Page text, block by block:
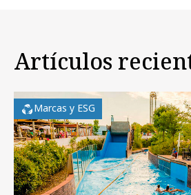
Artículos
Marcas y ESG